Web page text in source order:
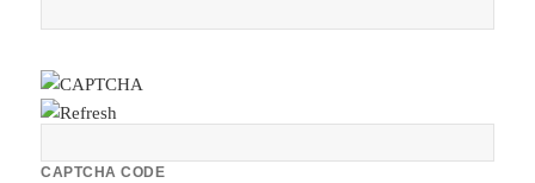
CAPTCHA CODE